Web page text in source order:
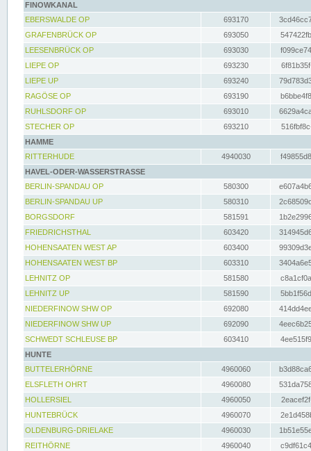
FINOWKANAL
EBERSWALDE OP
693170
GRAFENBRÜCK OP
693050
LEESENBRÜCK OP
693030
LIEPE OP
693230
LIEPE UP
693240
RAGÖSE OP
693190
RUHLSDORF OP
693010
STECHER OP
693210
HAMME
RITTERHUDE
4940030
HAVEL-ODER-WASSERSTRASSE
BERLIN-SPANDAU OP
580300
BERLIN-SPANDAU UP
580310
BORGSDORF
581591
FRIEDRICHSTHAL
603420
HOHENSAATEN WEST AP
603400
HOHENSAATEN WEST BP
603310
LEHNITZ OP
581580
LEHNITZ UP
581590
NIEDERFINOW SHW OP
692080
NIEDERFINOW SHW UP
692090
SCHWEDT SCHLEUSE BP
603410
HUNTE
BUTTELERHÖRNE
4960060
ELSFLETH OHRT
4960080
HOLLERSIEL
4960050
HUNTEBRÜCK
4960070
OLDENBURG-DRIELAKE
4960030
REITHÖRNE
4960040